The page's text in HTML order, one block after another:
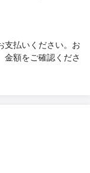
支払いください。お
額をご確認くださ